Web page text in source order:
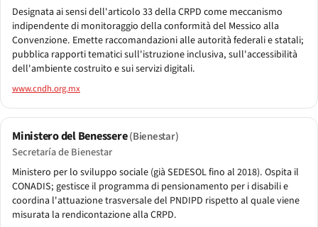
Designata ai sensi dell'articolo 33 della CRPD come meccanismo
indipendente di monitoraggio della conformità del Messico alla
Convenzione. Emette raccomandazioni alle autorità federali e statali;
pubblica rapporti tematici sull'istruzione inclusiva, sull'accessibilità
dell'ambiente costruito e sui servizi digitali.
www.cndh.org.mx
Ministero del Benessere(Bienestar)
Secretaría de Bienestar
Ministero per lo sviluppo sociale (già SEDESOL fino al 2018). Ospita il
CONADIS; gestisce il programma di pensionamento per i disabili e
coordina l'attuazione trasversale del PNDIPD rispetto al quale viene
misurata la rendicontazione alla CRPD.